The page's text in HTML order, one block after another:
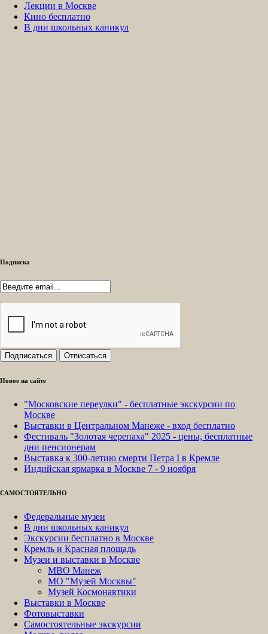
Лекции в Москве
Кино бесплатно
В дни школьных каникул
Подписка
Новое на сайте
"Московские переулки" - бесплатные экскурсии по
Москве
Выставки в Центральном Манеже - вход бесплатно
Фестиваль "Золотая черепаха" 2025 - цены, бесплатные
дни пенсионерам
Выставка к 300-летию смерти Петра I в Кремле
Индийская ярмарка в Москве 7 - 9 ноября
САМОСТОЯТЕЛЬНО
Федеральные музеи
В дни школьных каникул
Экскурсии бесплатно в Москве
Кремль и Красная площадь
Музеи и выставки в Москве
МВО Манеж
МО "Музей Москвы"
Музей Космонавтики
Выставки в Москве
Фотовыставки
Самостоятельные экскурсии